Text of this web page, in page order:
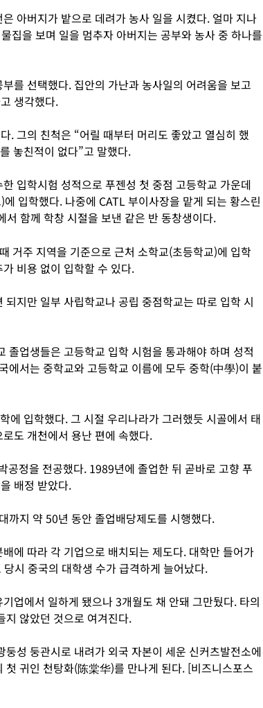
아버지가 밭으로 데려가 농사 일을 시켰다. 얼마 지나
집을 보며 일을 멈추자 아버지는 공부와 농사 중 하나를
를 선택했다. 집안의 가난과 농사일의 어려움을 보고
생각했다.
. 그의 친척은 “어릴 때부터 머리도 좋았고 열심히 했
놓친적이 없다”고 말했다.
입학시험 성적으로 푸젠성 첫 중점 고등학교 가운데
입학했다. 나중에 CATL 부이사장을 맡게 되는 황스린
함께 학창 시절을 보낸 같은 반 동창생이다.
거주 지역을 기준으로 근처 소학교(초등학교)에 입학
비용 없이 입학할 수 있다.
지만 일부 사립학교나 공립 중점학교는 따로 입학 시
졸업생들은 고등학교 입학 시험을 통과해야 하며 성적
에서는 중학교와 고등학교 이름에 모두 중학(中學)이 붙
에 입학했다. 그 시절 우리나라가 그러했듯 시골에서 태
도 개천에서 용난 편에 속했다.
공정을 전공했다. 1989년에 졸업한 뒤 곧바로 고향 푸
배정 받았다.
까지 약 50년 동안 졸업배당제도를 시행했다.
에 따라 각 기업으로 배치되는 제도다. 대학만 들어가
당시 중국의 대학생 수가 급격하게 늘어났다.
업에서 일하게 됐으나 3개월도 채 안돼 그만뒀다. 타의
지 않았던 것으로 여겨진다.
성 둥관시로 내려가 외국 자본이 세운 신커츠발전소에
첫 귀인 천탕화(陈棠华)를 만나게 된다. [비즈니스포스